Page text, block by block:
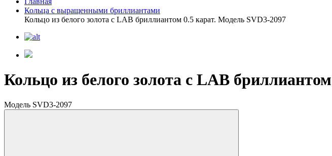
Кольца с выращенными бриллиантами
Кольцо из белого золота с LAB бриллиантом 0.5 карат. Модель SVD3-2097
Кольцо из белого золота с LAB
Модель SVD3-2097